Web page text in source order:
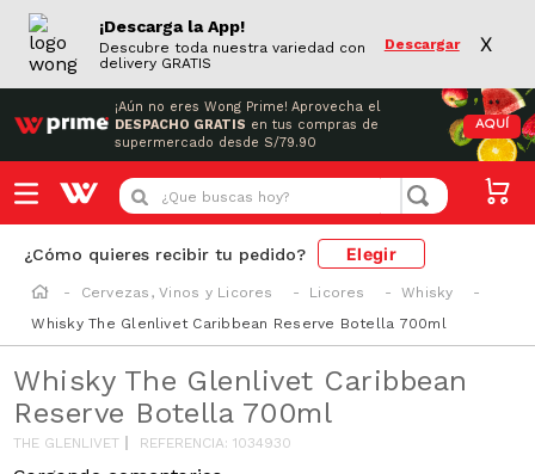
¡Descarga la App!
Descubre toda nuestra variedad con
delivery GRATIS
Descargar X
¡Aún no eres Wong Prime! Aprovecha el
DESPACHO GRATIS en tus compras de
supermercado desde S/79.90
AQUÍ
¿Que buscas hoy?
¿Cómo quieres recibir tu pedido? Elegir
Cervezas, Vinos y Licores Licores
Whisky
Whisky The Glenlivet Caribbean Reserve Botella 700ml
Whisky The Glenlivet Caribbean
Reserve Botella 700ml
THE GLENLIVET REFERENCIA:1034930